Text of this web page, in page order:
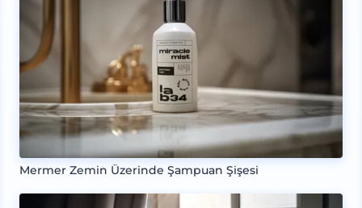
Mermer Zemin Üzerinde Şampuan Şişesi